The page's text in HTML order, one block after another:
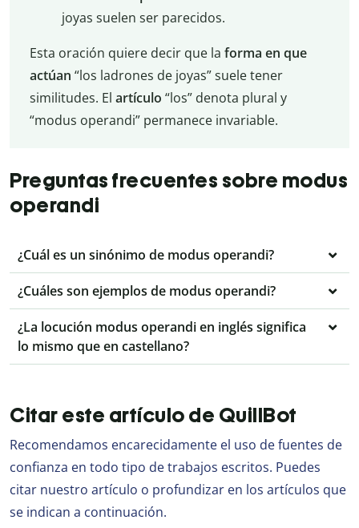
joyas suelen ser parecidos.
Esta oración quiere decir que la forma en que
actúan “los ladrones de joyas” suele tener
similitudes. El artículo “los” denota plural y
“modus operandi” permanece invariable.
Preguntas frecuentes sobre modus
operandi
¿Cuál es un sinónimo de modus operandi?
¿Cuáles son ejemplos de modus operandi?
¿La locución modus operandi en inglés significa
lo mismo que en castellano?
Citar este artículo de QuillBot
Recomendamos encarecidamente el uso de fuentes de
confianza en todo tipo de trabajos escritos. Puedes
citar nuestro artículo o profundizar en los artículos que
se indican a continuación.